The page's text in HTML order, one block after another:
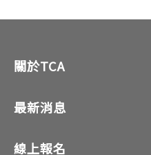
關於TCA
最新消息
線上報名